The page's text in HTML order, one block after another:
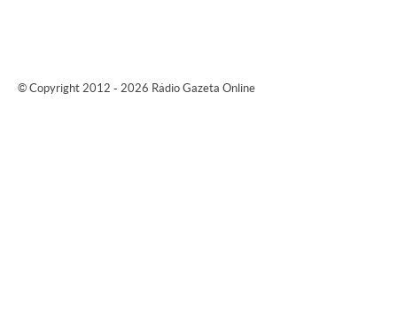
© Copyright 2012 - 2026 Rádio Gazeta Online